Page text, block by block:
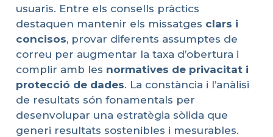
usuaris. Entre els consells pràctics
destaquen mantenir els missatges clars i
concisos, provar diferents assumptes de
correu per augmentar la taxa d’obertura i
complir amb les normatives de privacitati
protecció de dades. La constància i l’anàlisi
de resultats són fonamentals per
desenvolupar una estratègia sòlida que
generi resultats sostenibles i mesurables.